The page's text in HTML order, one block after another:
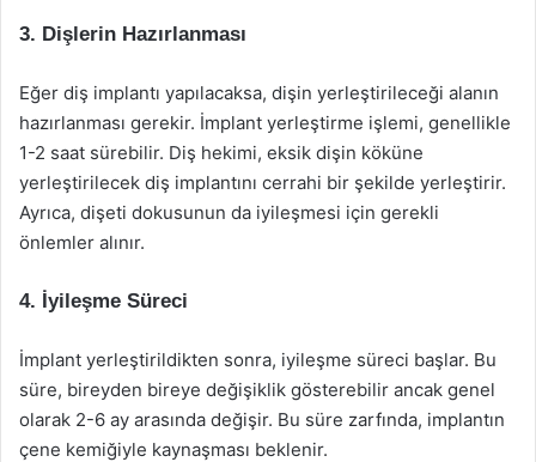
3. Dişlerin Hazırlanması
Eğer diş implantı yapılacaksa, dişin yerleştirileceği alanın
hazırlanması gerekir. İmplant yerleştirme işlemi, genellikle
1-2 saat sürebilir. Diş hekimi, eksik dişin köküne
yerleştirilecek diş implantını cerrahi bir şekilde yerleştirir.
Ayrıca, dişeti dokusunun da iyileşmesi için gerekli
önlemler alınır.
4. İyileşme Süreci
İmplant yerleştirildikten sonra, iyileşme süreci başlar. Bu
süre, bireyden bireye değişiklik gösterebilir ancak genel
olarak 2-6 ay arasında değişir. Bu süre zarfında, implantın
çene kemiğiyle kaynaşması beklenir.